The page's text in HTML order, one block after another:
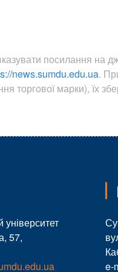
посилання на
news.sumdu.edu.ua.
марки), їх
57,
e-